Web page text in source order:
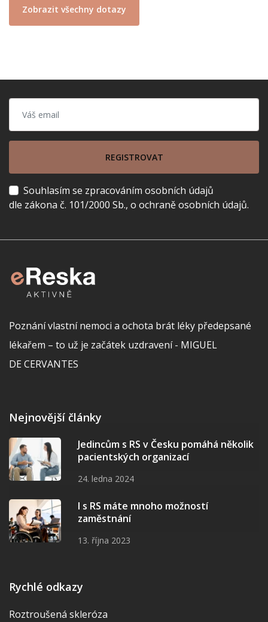
Zobrazit všechny dotazy
REGISTROVAT
Souhlasím se zpracováním osobních údajů
dle zákona č. 101/2000 Sb., o ochraně osobních údajů.
Poznání vlastní nemoci a ochota brát léky předepsané
lékařem – to už je začátek uzdravení - MIGUEL
DE CERVANTES
Nejnovější články
Jedincům s RS v Česku pomáhá několik
pacientských organizací
24. ledna 2024
I s RS máte mnoho možností
zaměstnání
13. října 2023
Rychlé odkazy
Roztroušená skleróza